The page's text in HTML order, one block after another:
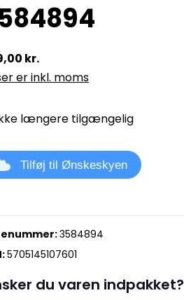
kr.
er inkl. moms
længere tilgængelig
Tilføj til Ønskeskyen
3584894
5705145107601
du varen indpakket?